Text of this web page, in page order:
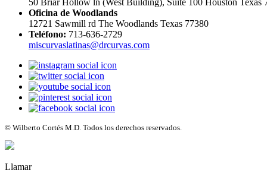
50 Briar Hollow ln (West Building), Suite 100 Houston Texas
Oficina de Woodlands
12721 Sawmill rd The Woodlands Texas 77380
Teléfono: 713-636-2729
miscurvaslatinas@drcurvas.com
© Wilberto Cortés M.D. Todos los derechos reservados.
Llamar